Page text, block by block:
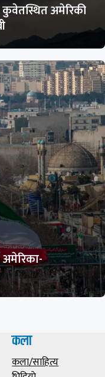
अमेरिकी
कला
कला/साहित्य